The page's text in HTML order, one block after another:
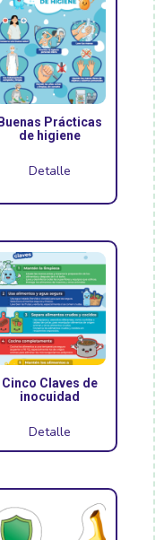
Buenas Prácticas
de higiene
Detalle
Cinco Claves de
inocuidad
Detalle